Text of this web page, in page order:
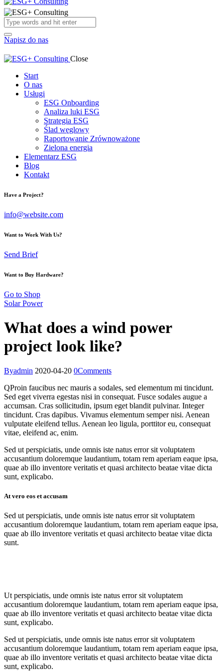
Napisz do nas
Close
Start
O nas
Usługi
ESG Onboarding
Analiza luki ESG
Strategia ESG
Ślad węglowy
Raportowanie Zrównoważone
Zielona energia
Elementarz ESG
Blog
Kontakt
Have a Project?
info@website.com
Want to Work With Us?
Send Brief
Want to Buy Hardware?
Go to Shop
Solar Power
What does a wind power
project look like?
Byadmin 2020-04-20 0Comments
QProin faucibus nec mauris a sodales, sed elementum mi tincidunt.
Sed eget viverra egestas nisi in consequat. Fusce sodales augue a
accumsan. Cras sollicitudin, ipsum eget blandit pulvinar. Integer
tincidunt. Cras dapibus. Vivamus elementum semper nisi. Aenean
vulputate eleifend tellus. Aenean leo ligula, porttitor eu, consequat
vitae, eleifend ac, enim.
Sed ut perspiciatis, unde omnis iste natus error sit voluptatem
accusantium doloremque laudantium, totam rem aperiam eaque ipsa,
quae ab illo inventore veritatis et quasi architecto beatae vitae dicta
sunt, explicabo.
At vero eos et accusam
Sed ut perspiciatis, unde omnis iste natus error sit voluptatem
accusantium doloremque laudantium, totam rem aperiam eaque ipsa,
quae ab illo inventore veritatis et quasi architecto beatae vitae dicta
sunt.
Ut perspiciatis, unde omnis iste natus error sit voluptatem
accusantium doloremque laudantium, totam rem aperiam eaque ipsa,
quae ab illo inventore veritatis et quasi architecto beatae vitae dicta
sunt, explicabo.
Sed ut perspiciatis, unde omnis iste natus error sit voluptatem
accusantium doloremque laudantium, totam rem aperiam eaque ipsa,
quae ab illo inventore veritatis et quasi architecto beatae vitae dicta
sunt, explicabo.